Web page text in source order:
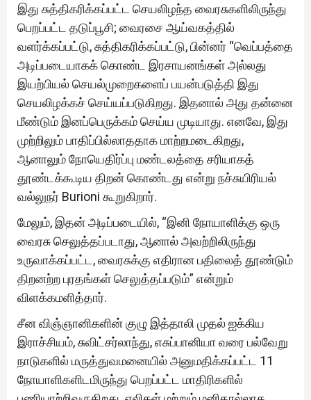
இது சுத்திகரிக்கப்பட்ட செயலிழந்த வைரசுகளிலிருந்து
பெறப்பட்ட தடுப்பூசி; வைரசை ஆய்வகத்தில்
வளர்க்கப்பட்டு, சுத்திகரிக்கப்பட்டு, பின்னர் “வெப்பத்தை
அடிப்படையாகக் கொண்ட இரசாயனங்கள் அல்லது
இயற்பியல் செயல்முறைகளைப் பயன்படுத்தி இது
செயலிழக்கச் செய்யப்படுகிறது. இதனால் அது தன்னை
மீண்டும் இனப்பெருக்கம் செய்ய முடியாது. எனவே, இது
முற்றிலும் பாதிப்பில்லாததாக மாற்றமடைகிறது,
ஆனாலும் நோயெதிர்ப்பு மண்டலத்தை சரியாகத்
தூண்டக்கூடிய திறன் கொண்டது என்று நச்சுயிரியல்
வல்லுநர் Burioni கூறுகிறார்.
மேலும், இதன் அடிப்படையில், “இனி நோயாளிக்கு ஒரு
வைரசு செலுத்தப்படாது, ஆனால் அவற்றிலிருந்து
உருவாக்கப்பட்ட, வைரசுக்கு எதிரான பதிலைத் தூண்டும்
திறனற்ற புரதங்கள் செலுத்தப்படும்” என்றும்
விளக்கமளித்தார்.
சீன விஞ்ஞானிகளின் குழு இத்தாலி முதல் ஐக்கிய
இராச்சியம், சுவிட்சர்லாந்து, எசுப்பானியா வரை பல்வேறு
நாடுகளில் மருத்துவமனையில் அனுமதிக்கப்பட்ட 11
நோயாளிகளிடமிருந்து பெறப்பட்ட மாதிரிகளில்